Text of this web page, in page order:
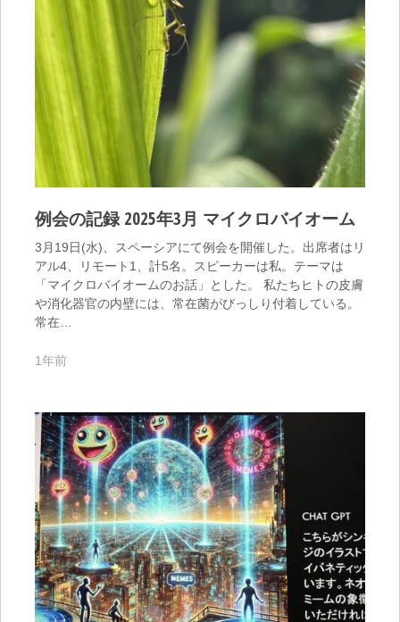
例会の記録 2025年3月 マイクロバイオーム
3月19日(水)、スペーシアにて例会を開催した。出席者はリ
アル4、リモート1、計5名。スピーカーは私。テーマは
「マイクロバイオームのお話」とした。 私たちヒトの皮膚
や消化器官の内壁には、常在菌がびっしり付着している。
常在…
1年前